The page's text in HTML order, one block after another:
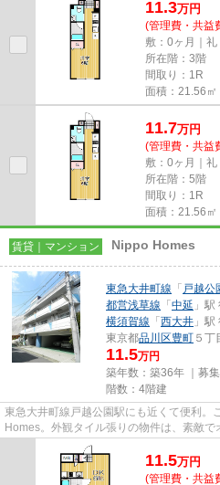
11.3万円
(管理費・共益
敷：0ヶ月｜礼
所在階：3階
間取り：1R
面積：21.56㎡
11.7万円
(管理費・共益
敷：0ヶ月｜礼
所在階：5階
間取り：1R
面積：21.56㎡
賃貸｜マンション Nippo Homes
東急大井町線 「 戸越公
都営浅草線 「 中延 」駅
横須賀線 「 西大井 」駅
東京都品川区豊町 ５丁
11.5万円
築年数：築36年 ｜募集
階数：4階建
東急大井町線戸越公園駅にも近くて便利。
Homes。外観タイル張りの物件は、素敵
選べる、2駅利用可能な物件です。
11.5万円
(管理費・共益